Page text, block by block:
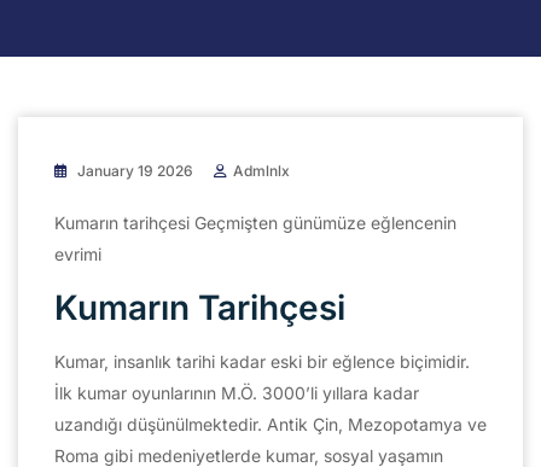
January 19 2026 Admlnlx
Kumarın tarihçesi Geçmişten günümüze eğlencenin
evrimi
Kumarın Tarihçesi
Kumar, insanlık tarihi kadar eski bir eğlence biçimidir.
İlk kumar oyunlarının M.Ö. 3000’li yıllara kadar
uzandığı düşünülmektedir. Antik Çin, Mezopotamya ve
Roma gibi medeniyetlerde kumar, sosyal yaşamın